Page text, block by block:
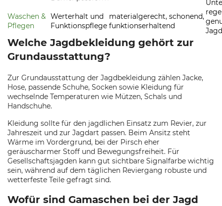
Waschen &
Pflegen
Werterhalt und
Funktionspflege
materialgerecht, schonend,
funktionserhaltend
Welche Jagdbekleidung gehört zur
Grundausstattung?
Zur Grundausstattung der Jagdbekleidung zählen Jacke,
Hose, passende Schuhe, Socken sowie Kleidung für
wechselnde Temperaturen wie Mützen, Schals und
Handschuhe.
Kleidung sollte für den jagdlichen Einsatz zum Revier, zur
Jahreszeit und zur Jagdart passen. Beim Ansitz steht
Wärme im Vordergrund, bei der Pirsch eher
geräuscharmer Stoff und Bewegungsfreiheit. Für
Gesellschaftsjagden kann gut sichtbare Signalfarbe wichtig
sein, während auf dem täglichen Reviergang robuste und
wetterfeste Teile gefragt sind.
Wofür sind Gamaschen bei der Jagd